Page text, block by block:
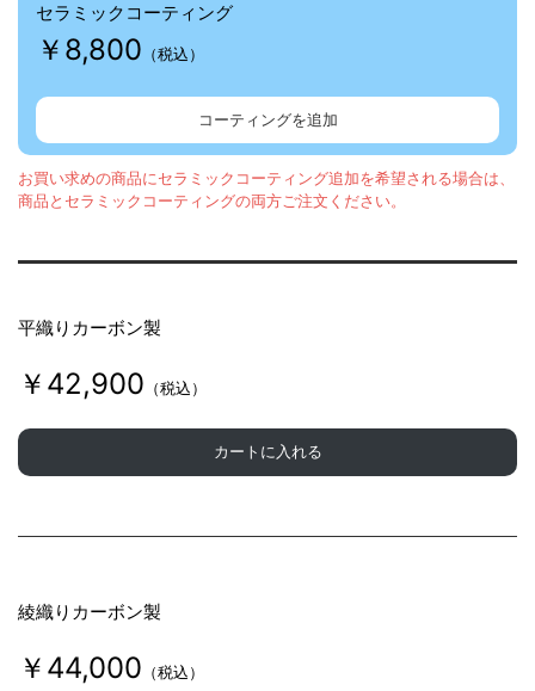
セラミックコーティング
￥8,800 （税込）
コーティングを追加
お買い求めの商品にセラミックコーティング追加を希望される場合は、
商品とセラミックコーティングの両方ご注文ください。
平織りカーボン製
￥42,900 （税込）
カートに入れる
綾織りカーボン製
￥44,000 （税込）